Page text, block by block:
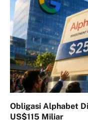
Obligasi Alphabet
US$115 Miliar